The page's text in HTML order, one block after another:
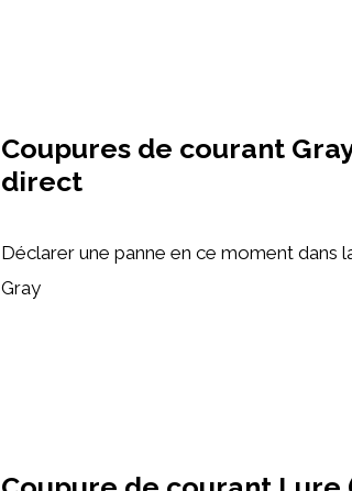
Coupures de courant
direct
Déclarer une panne en ce moment dans
Gray